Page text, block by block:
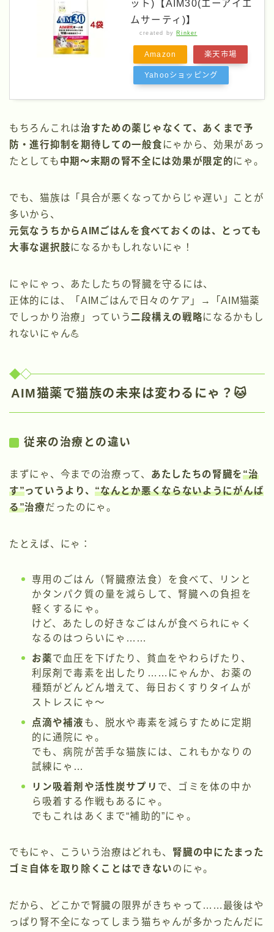
ット)【AIM30(エーアイエ
ムサーティ)】
created by Rinker
Amazon 楽天市場
Yahooショッピング
もちろんこれは治すための薬じゃなくて、あくまで予
防・進行抑制を期待しての一般食 にゃから、効果があっ
たとしても 中期〜末期の腎不全には効果が限定的にゃ。
でも、猫族は「具合が悪くなってからじゃ遅い」ことが
多いから、
元気なうちからAIMごはんを食べておくのは、とっても
大事な選択肢になるかもしれないにゃ！
にゃにゃっ、あたしたちの腎臓を守るには、
正体的には、「AIMごはんで日々のケア」→「AIM猫薬
でしっかり治療」っていう二段構えの戦略になるかもし
れないにゃん💪
AIM猫薬で猫族の未来は変わるにゃ？🐱
従来の治療との違い
まずにゃ、今までの治療って、 あたしたちの腎臓を“治
す”っていうより、“なんとか悪くならないようにがんば
る”治療だったのにゃ。
たとえば、にゃ：
専用のごはん（腎臓療法食）を食べて、リンと
かタンパク質の量を減らして、腎臓への負担を
軽くするにゃ。
けど、あたしの好きなごはんが食べられにゃく
なるのはつらいにゃ……
お薬で血圧を下げたり、貧血をやわらげたり、
利尿剤で毒素を出したり……にゃんか、お薬の
種類がどんどん増えて、毎日おくすりタイムが
ストレスにゃ〜
点滴や補液 も、脱水や毒素を減らすために定期
的に通院にゃ。
でも、病院が苦手な猫族には、これもかなりの
試練にゃ…
リン吸着剤や活性炭サプリ で、ゴミを体の中か
ら吸着する作戦もあるにゃ。
でもこれはあくまで“補助的”にゃ。
でもにゃ、こういう治療はどれも、 腎臓の中にたまった
ゴミ自体を取り除くことはできないのにゃ。
だから、どこかで腎臓の限界がきちゃって……最後はや
っぱり腎不全になってしまう猫ちゃんが多かったんだに